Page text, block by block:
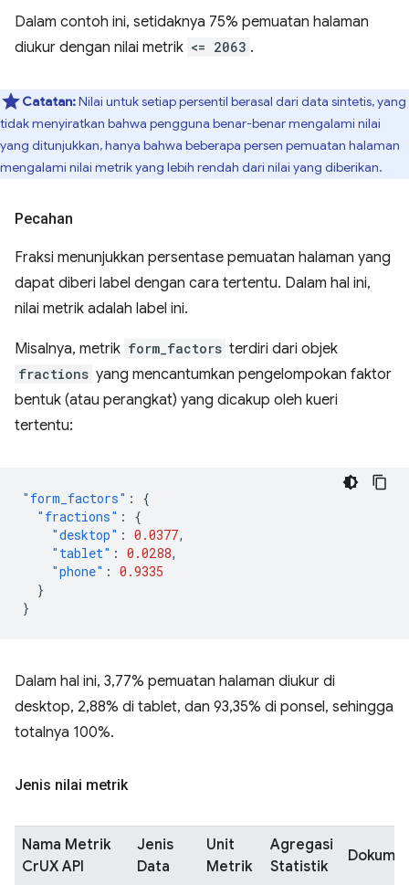
Dalam contoh ini, setidaknya 75% pemuatan halaman
diukur dengan nilai metrik <= 2063 .
Catatan:Nilai untuk setiap persentil berasal dari data sintetis, yang
tidak menyiratkan bahwa pengguna benar-benar mengalami nilai
yang ditunjukkan, hanya bahwa beberapa persen pemuatan halaman
mengalami nilai metrik yang lebih rendah dari nilai yang diberikan.
Pecahan
Fraksi menunjukkan persentase pemuatan halaman yang
dapat diberi label dengan cara tertentu. Dalam hal ini,
nilai metrik adalah label ini.
Misalnya, metrik form_factors terdiri dari objek
fractions yang mencantumkan pengelompokan faktor
bentuk (atau perangkat) yang dicakup oleh kueri
tertentu:
"form_factors" :
{
"fractions" :
{
"desktop" : 0.0377,
"tablet" : 0.0288,
"phone" : 0.9335
}
}
Dalam hal ini, 3,77% pemuatan halaman diukur di
desktop, 2,88% di tablet, dan 93,35% di ponsel, sehingga
totalnya 100%.
Jenis nilai metrik
Nama Metrik
CrUX API
Jenis
Data
Unit
Metrik
Agregasi
Statistik